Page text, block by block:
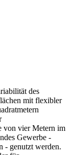
des
mit flexibler
von vier Metern im
Gewerbe -
- genutzt werden.